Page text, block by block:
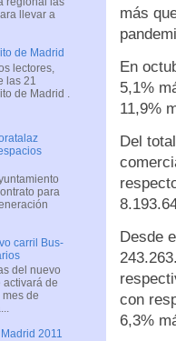
más
En
5,1%
11,9%
Del
Desde
con
6,3%
llevar a
de Madrid
lectores,
las 21
de Madrid .
para
carril Bus-
del nuevo
activará de
de
2011